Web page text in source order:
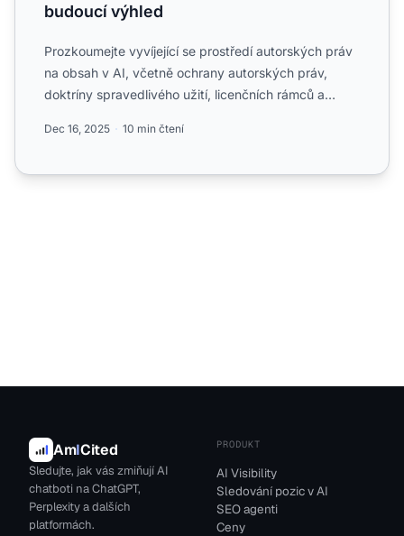
budoucí výhled
Prozkoumejte vyvíjející se prostředí autorských práv
na obsah v AI, včetně ochrany autorských práv,
doktríny spravedlivého užití, licenčních rámců a
Dec 16, 2025 10 min čtení
AmICited
Sledujte, jak vás zmiňují AI
chatboti na ChatGPT,
Perplexity a dalších
platformách.
PRODUKT
AI Visibility
Sledování pozic v AI
SEO agenti
Ceny